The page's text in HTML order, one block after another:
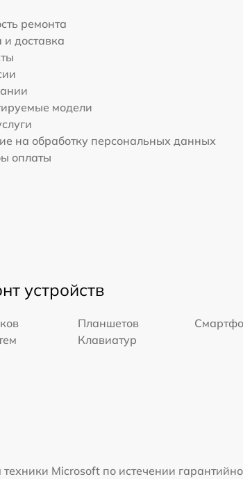
ремонта
и доставка
модели
на обработку персональных данных
оплаты
устройств
Планшетов
Клавиатур
Microsoft по истечении